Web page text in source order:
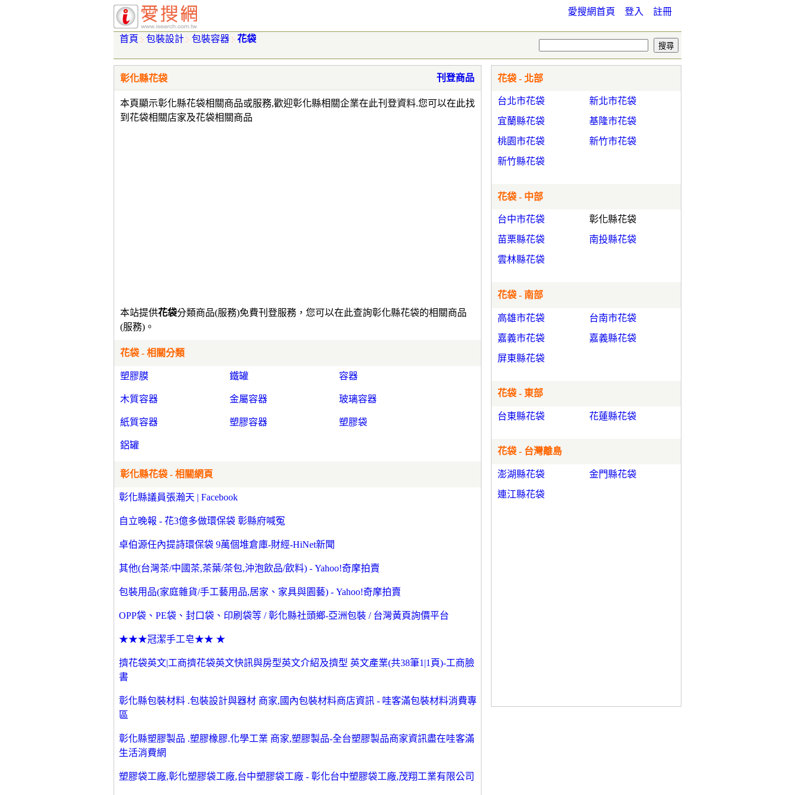
愛搜網首頁 登入 註冊
首頁 包裝設計 包裝容器 花袋
彰化縣花袋
本頁顯示彰化縣花袋相關商品或服務,歡迎彰化縣相關企業在此刊登資料.您可以在此找
到花袋相關店家及花袋相關商品
刊登商品
本站提供花袋分類商品(服務)免費刊登服務，您可以在此查詢彰化縣花袋的相關商品
(服務)。
花袋 - 相關分類
塑膠膜 鐵罐 容器
木質容器 金屬容器 玻璃容器
紙質容器 塑膠容器 塑膠袋
鋁罐
彰化縣花袋 - 相關網頁
彰化縣議員張瀚天 | Facebook
自立晚報 - 花3億多做環保袋 彰縣府喊冤
卓伯源任內提詩環保袋 9萬個堆倉庫-財經-HiNet新聞
其他(台灣茶/中國茶,茶葉/茶包,沖泡飲品/飲料) - Yahoo!奇摩拍賣
包裝用品(家庭雜貨/手工藝用品,居家、家具與園藝) - Yahoo!奇摩拍賣
OPP袋、PE袋、封口袋、印刷袋等 / 彰化縣社頭鄉-亞洲包裝 / 台灣黃頁詢價平台
★★★冠潔手工皂★★ ★
擠花袋英文|工商擠花袋英文快訊與房型英文介紹及擠型 英文產業(共38筆1|1頁)-工商臉
書
彰化縣包裝材料 .包裝設計與器材 商家,國內包裝材料商店資訊 - 哇客滿包裝材料消費專
區
彰化縣塑膠製品 .塑膠橡膠.化學工業 商家,塑膠製品-全台塑膠製品商家資訊盡在哇客滿
生活消費網
塑膠袋工廠,彰化塑膠袋工廠,台中塑膠袋工廠 - 彰化台中塑膠袋工廠,茂翔工業有限公司
花袋 - 北部
台北市花袋
新北市花袋
宜蘭縣花袋
基隆市花袋
桃園市花袋
新竹市花袋
新竹縣花袋
花袋 - 中部
台中市花袋
彰化縣花袋
苗栗縣花袋
南投縣花袋
雲林縣花袋
花袋 - 南部
高雄市花袋
台南市花袋
嘉義市花袋
嘉義縣花袋
屏東縣花袋
花袋 - 東部
台東縣花袋 花蓮縣花袋
花袋 - 台灣離島
澎湖縣花袋
金門縣花袋
連江縣花袋